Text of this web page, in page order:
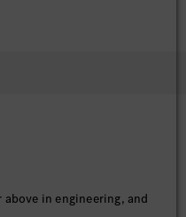
in engineering, and